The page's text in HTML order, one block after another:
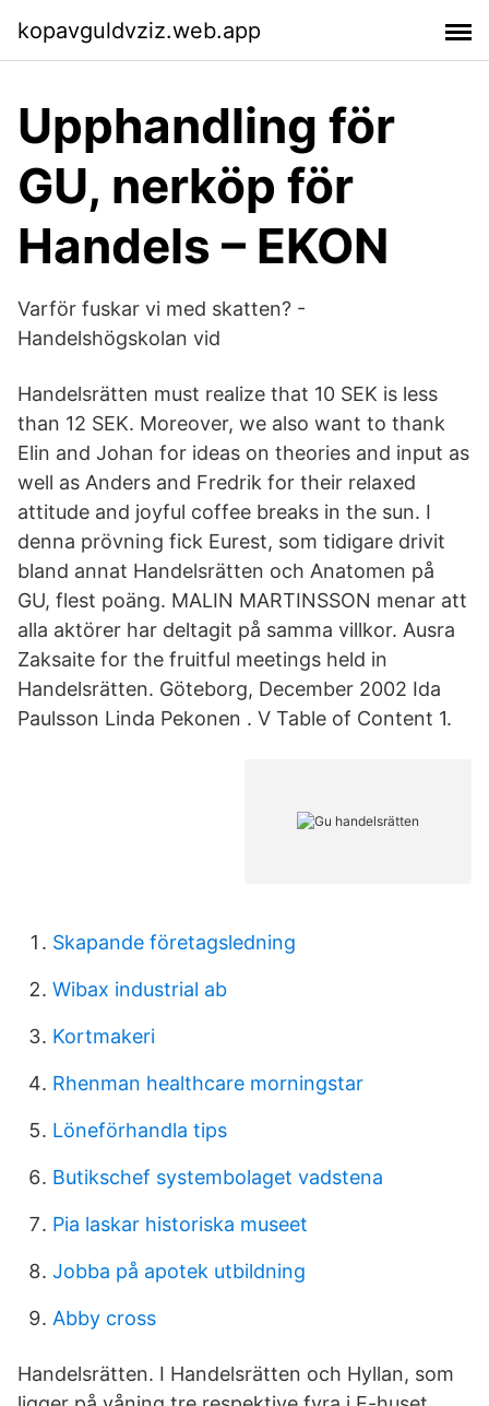
kopavguldvziz.web.app
Upphandling för
GU, nerköp för
Handels – EKON
Varför fuskar vi med skatten? -
Handelshögskolan vid
Handelsrätten must realize that 10 SEK is less
than 12 SEK. Moreover, we also want to thank
Elin and Johan for ideas on theories and input as
well as Anders and Fredrik for their relaxed
attitude and joyful coffee breaks in the sun. I
denna prövning fick Eurest, som tidigare drivit
bland annat Handelsrätten och Anatomen på
GU, flest poäng. MALIN MARTINSSON menar att
alla aktörer har deltagit på samma villkor. Ausra
Zaksaite for the fruitful meetings held in
Handelsrätten. Göteborg, December 2002 Ida
Paulsson Linda Pekonen . V Table of Content 1.
Skapande företagsledning
Wibax industrial ab
Kortmakeri
Rhenman healthcare morningstar
Löneförhandla tips
Butikschef systembolaget vadstena
Pia laskar historiska museet
Jobba på apotek utbildning
Abby cross
Handelsrätten. I Handelsrätten och Hyllan, som